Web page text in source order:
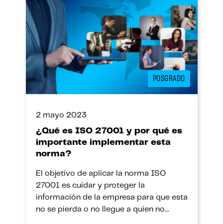
POSGRADO
2 mayo 2023
¿Qué es ISO 27001 y por qué es
importante implementar esta
norma?
El objetivo de aplicar la norma ISO
27001 es cuidar y proteger la
información de la empresa para que esta
no se pierda o no llegue a quien no